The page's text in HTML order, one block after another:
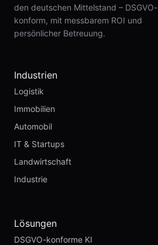
den deutschen Mittelstand – DSGVO-
konform, mit messbarem ROI und
persönlicher Betreuung.
Industrien
Logistik
Immobilien
Automobil
IT & Startups
Landwirtschaft
Industrie
Lösungen
DSGVO-konforme KI